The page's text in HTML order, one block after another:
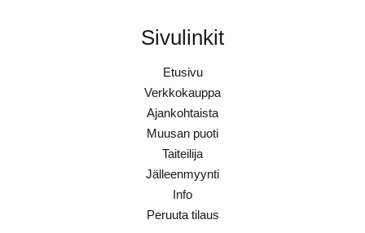
Sivulinkit
Etusivu
Verkkokauppa
Ajankohtaista
Muusan puoti
Taiteilija
Jälleenmyynti
Info
Peruuta tilaus